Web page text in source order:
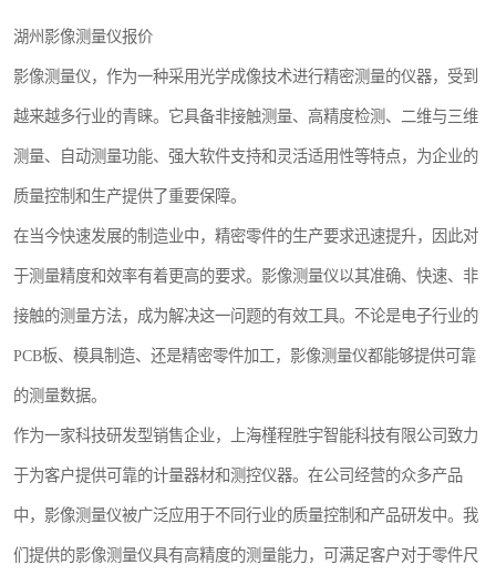
湖州影像测量仪报价
影像测量仪，作为一种采用光学成像技术进行精密测量的仪器，受到
越来越多行业的青睐。它具备非接触测量、高精度检测、二维与三维
测量、自动测量功能、强大软件支持和灵活适用性等特点，为企业的
质量控制和生产提供了重要保障。
在当今快速发展的制造业中，精密零件的生产要求迅速提升，因此对
于测量精度和效率有着更高的要求。影像测量仪以其准确、快速、非
接触的测量方法，成为解决这一问题的有效工具。不论是电子行业的
PCB板、模具制造、还是精密零件加工，影像测量仪都能够提供可靠
的测量数据。
作为一家科技研发型销售企业，上海槿程胜宇智能科技有限公司致力
于为客户提供可靠的计量器材和测控仪器。在公司经营的众多产品
中，影像测量仪被广泛应用于不同行业的质量控制和产品研发中。我
们提供的影像测量仪具有高精度的测量能力，可满足客户对于零件尺
扳手
洛氏硬度计
布洛维硬度计
镶嵌机
三坐标夹具
测针
螺纹规